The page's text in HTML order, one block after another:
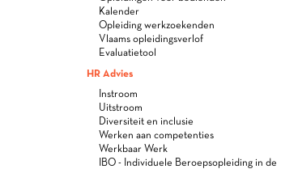
Kalender
Opleiding werkzoekenden
Vlaams opleidingsverlof
Evaluatietool
HR Advies
Instroom
Uitstroom
Diversiteit en inclusie
Werken aan competenties
Werkbaar Werk
IBO - Individuele Beroepsopleiding in de